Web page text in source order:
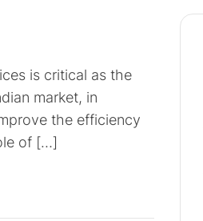
is critical as the
market, in
the efficiency
of […]